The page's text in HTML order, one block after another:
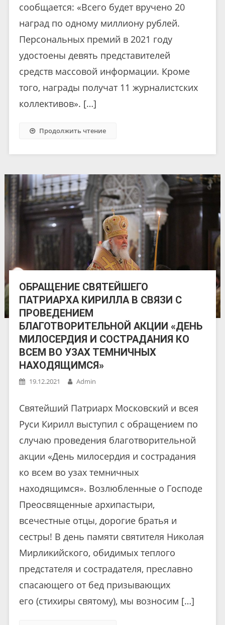
сообщается: «Всего будет вручено 20
наград по одному миллиону рублей.
Персональных премий в 2021 году
удостоены девять представителей
средств массовой информации. Кроме
того, награды получат 11 журналистских
коллективов». […]
Продолжить чтение
ОБРАЩЕНИЕ СВЯТЕЙШЕГО
ПАТРИАРХА КИРИЛЛА В СВЯЗИ С
ПРОВЕДЕНИЕМ
БЛАГОТВОРИТЕЛЬНОЙ АКЦИИ «ДЕНЬ
МИЛОСЕРДИЯ И СОСТРАДАНИЯ КО
ВСЕМ ВО УЗАХ ТЕМНИЧНЫХ
НАХОДЯЩИМСЯ»
19.12.2021 Admin
Святейший Патриарх Московский и всея
Руси Кирилл выступил с обращением по
случаю проведения благотворительной
акции «День милосердия и сострадания
ко всем во узах темничных
находящимся». Возлюбленные о Господе
Преосвященные архипастыри,
всечестные отцы, дорогие братья и
сестры! В день памяти святителя Николая
Мирликийского, обидимых теплого
предстателя и сострадателя, преславно
спасающего от бед призывающих
его (стихиры святому), мы возносим […]